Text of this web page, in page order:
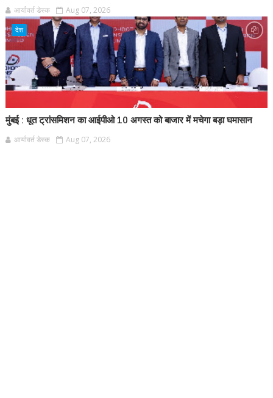
आर्यावर्त डेस्क Aug 07, 2026
देश
मुंबई : धूत ट्रांसमिशन का आईपीओ 10 अगस्त को बाजार में मचेगा बड़ा घमासान
आर्यावर्त डेस्क Aug 07, 2026